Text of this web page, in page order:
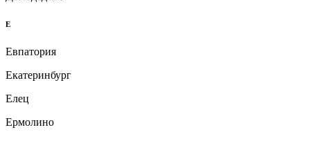
Е
Евпатория
Екатеринбург
Елец
Ермолино